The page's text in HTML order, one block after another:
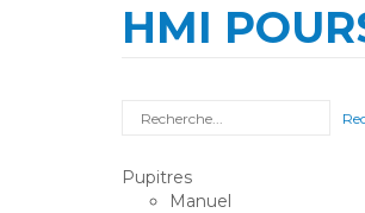
HMI
Rechercher
Pupitres
Manuel